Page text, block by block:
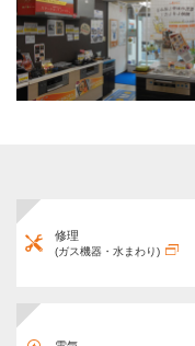
修理
(ガス機器・水まわり)